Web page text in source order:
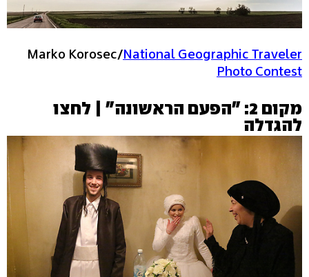
Marko Korosec/National Geographic Traveler
Photo Contest
מקום 2: "הפעם הראשונה" | לחצו
להגדלה